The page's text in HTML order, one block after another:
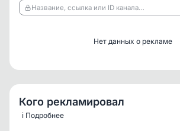
Название, ссылка или ID канала…
Нет данных о рекламе
Кого рекламировал
ℹ️ Подробнее